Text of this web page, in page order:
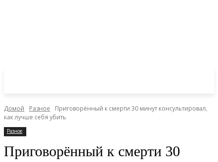
Домой Разное
Приговорённый к смерти 30 минут консультировал,
как лучше себя убить
Разное
Приговорённый к смерти 30